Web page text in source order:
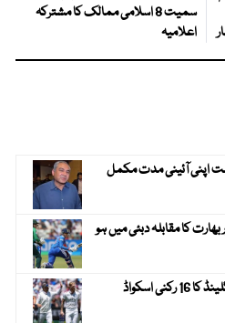
سمیت 8 اسلامی ممالک کا مشترکہ
اعلامیہ
اپنی آئینی مدت مکمل
پاکستان اور بھارت کا مقابلہ دبئی میں ہو
پاکستان کیخلاف ٹیسٹ سیریز ، انگلینڈ کا 16 رکنی اسکواڈ